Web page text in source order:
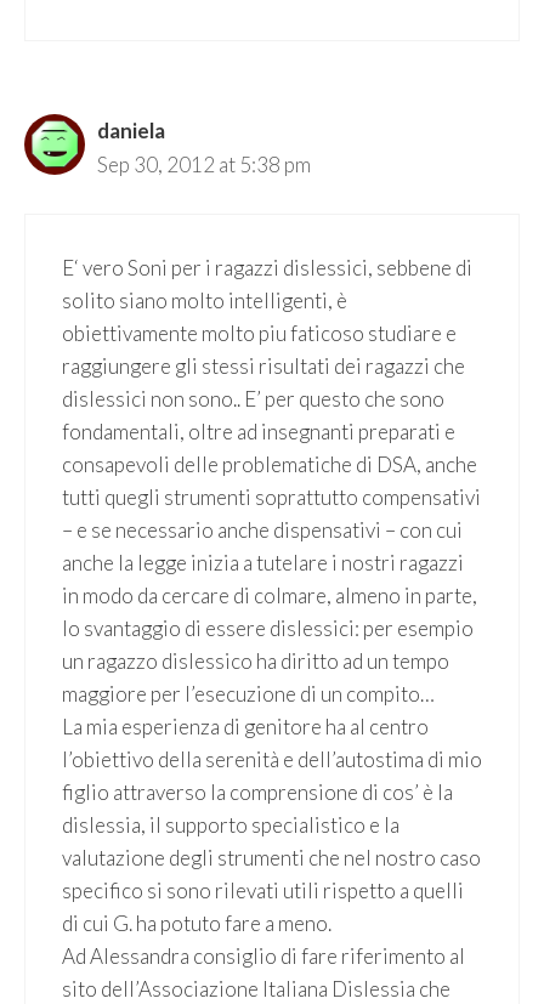
daniela
Sep 30, 2012 at 5:38 pm
E‘ vero Soni per i ragazzi dislessici, sebbene di
solito siano molto intelligenti, è
obiettivamente molto piu faticoso studiare e
raggiungere gli stessi risultati dei ragazzi che
dislessici non sono.. E’ per questo che sono
fondamentali, oltre ad insegnanti preparati e
consapevoli delle problematiche di DSA, anche
tutti quegli strumenti soprattutto compensativi
– e se necessario anche dispensativi – con cui
anche la legge inizia a tutelare i nostri ragazzi
in modo da cercare di colmare, almeno in parte,
lo svantaggio di essere dislessici: per esempio
un ragazzo dislessico ha diritto ad un tempo
maggiore per l’esecuzione di un compito…
La mia esperienza di genitore ha al centro
l’obiettivo della serenità e dell’autostima di mio
figlio attraverso la comprensione di cos’ è la
dislessia, il supporto specialistico e la
valutazione degli strumenti che nel nostro caso
specifico si sono rilevati utili rispetto a quelli
di cui G. ha potuto fare a meno.
Ad Alessandra consiglio di fare riferimento al
sito dell’Associazione Italiana Dislessia che